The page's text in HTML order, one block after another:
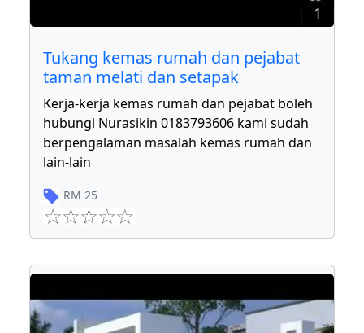
1
Tukang kemas rumah dan pejabat
taman melati dan setapak
Kerja-kerja kemas rumah dan pejabat boleh
hubungi Nurasikin 0183793606 kami sudah
berpengalaman masalah kemas rumah dan
lain-lain
RM 25